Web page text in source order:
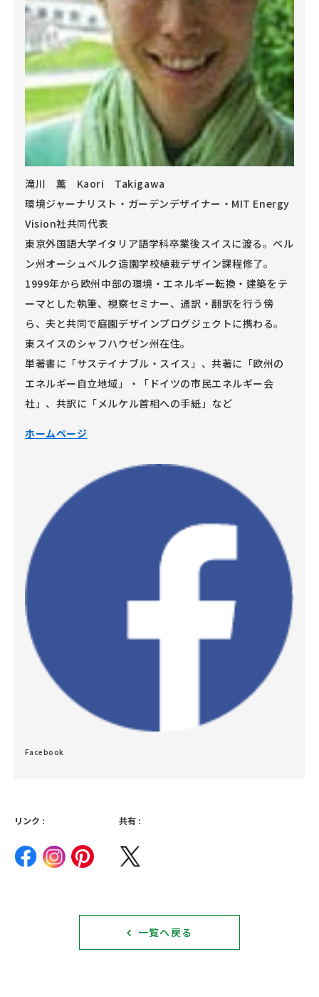
滝川 薫 Kaori Takigawa
環境ジャーナリスト・ガーデンデザイナー・MIT Energy
Vision社共同代表
東京外国語大学イタリア語学科卒業後スイスに渡る。ベル
ン州オーシュベルク造園学校植栽デザイン課程修了。
1999年から欧州中部の環境・エネルギー転換・建築をテ
ーマとした執筆、視察セミナー、通訳・翻訳を行う傍
ら、夫と共同で庭園デザインプログジェクトに携わる。
東スイスのシャフハウゼン州在住。
単著書に「サステイナブル・スイス」、共著に「欧州の
エネルギー自立地域」・「ドイツの市民エネルギー会
社」、共訳に「メルケル首相への手紙」など
ホームページ
Facebook
リンク : 共有 :
一覧へ戻る